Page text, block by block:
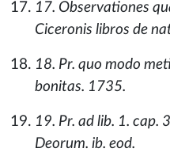
17. Observationes
Ciceronis libros de
18. Pr. quo modo
bonitas. 1735.
19. Pr. ad lib. 1. cap.
Deorum. ib. eod.